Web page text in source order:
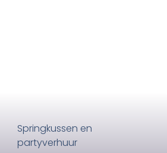
Springkussen en
partyverhuur